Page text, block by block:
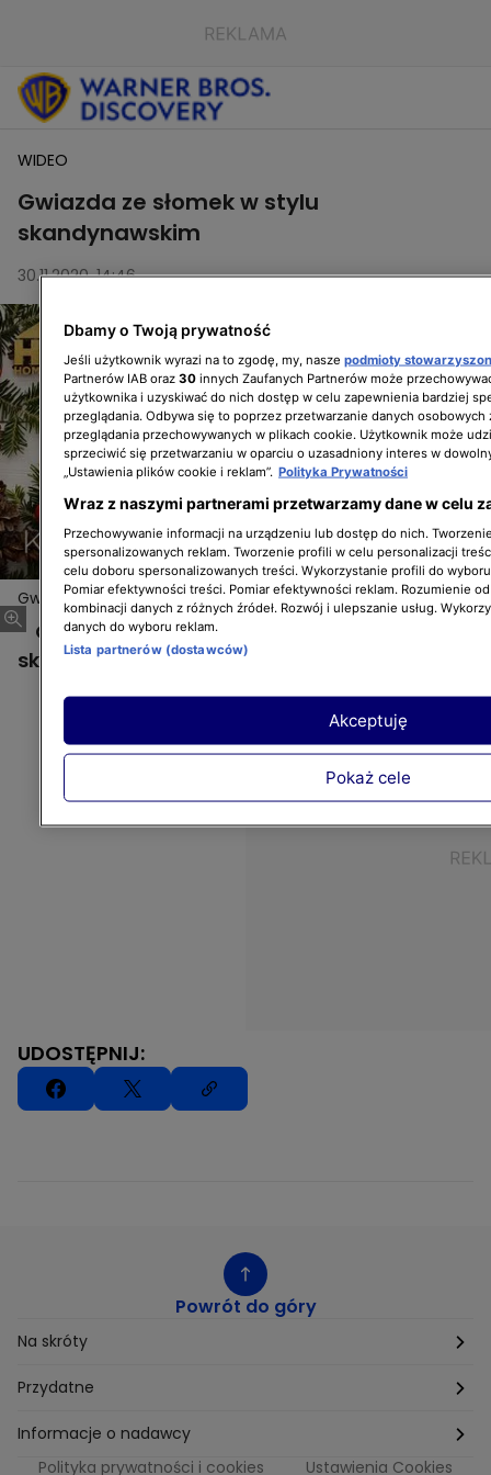
WIDEO
Gwiazda ze słomek w stylu
skandynawskim
30.11.2020, 14:46
Gwiazda ze słomek w stylu skandynawskim
Gwiazda ze słomek w stylu
skandynawskim
UDOSTĘPNIJ:
Powrót do góry
Na skróty
Etyka
Supplier Diversity
Przydatne
Biuro Prasowe
Informacje o nadawcy
Polityka prywatności i cookies Ustawienia Cookies
Dbamy o Twoją prywatność
Jeśli użytkownik wyrazi na to zgodę, my, nasze podmioty
Partnerów IAB oraz 30 innych Zaufanych Partnerów może
użytkownika i uzyskiwać do nich dostęp w celu zapewnienia bardziej
przeglądania. Odbywa się to poprzez przetwarzanie danych osobowych
przeglądania przechowywanych w plikach cookie. Użytkownik może
sprzeciwić się przetwarzaniu w oparciu o uzasadniony interes w
„Ustawienia plików cookie i reklam”. Polityka Prywatności
Wraz z naszymi partnerami przetwarzamy dane w celu
Przechowywanie informacji na urządzeniu lub dostęp do nich.
spersonalizowanych reklam. Tworzenie profili w celu personalizacji
celu doboru spersonalizowanych treści. Wykorzystanie profili do
Pomiar efektywności treści. Pomiar efektywności reklam. Rozumienie
kombinacji danych z różnych źródeł. Rozwój i ulepszanie usług.
danych do wyboru reklam.
Lista partnerów (dostawców)
Pokaż cele
Akceptuję